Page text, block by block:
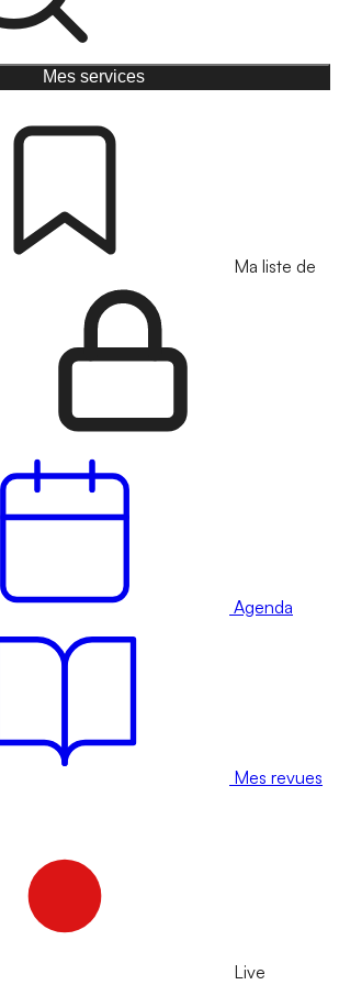
Mes services
Ma liste de
Agenda
Mes revues
Live